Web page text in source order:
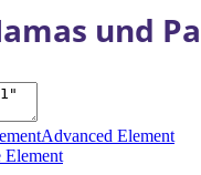
und
Advanced Element
Element